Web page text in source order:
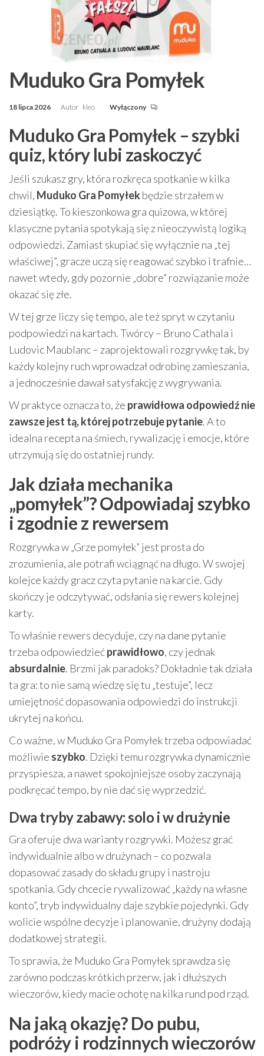
Muduko Gra Pomyłek
18 lipca 2026 Autor kleo Wyłączony
Muduko Gra Pomyłek – szybki
quiz, który lubi zaskoczyć
Jeśli szukasz gry, która rozkręca spotkanie w kilka
chwil, Muduko Gra Pomyłekbędzie strzałem w
dziesiątkę. To kieszonkowa gra quizowa, w której
klasyczne pytania spotykają się z nieoczywistą logiką
odpowiedzi. Zamiast skupiać się wyłącznie na „tej
właściwej”, gracze uczą się reagować szybko i trafnie…
nawet wtedy, gdy pozornie „dobre” rozwiązanie może
okazać się złe.
W tej grze liczy się tempo, ale też spryt w czytaniu
podpowiedzi na kartach. Twórcy – Bruno Cathala i
Ludovic Maublanc – zaprojektowali rozgrywkę tak, by
każdy kolejny ruch wprowadzał odrobinę zamieszania,
a jednocześnie dawał satysfakcję z wygrywania.
W praktyce oznacza to, że prawidłowa odpowiedź nie
zawsze jest tą, której potrzebuje pytanie. A to
idealna recepta na śmiech, rywalizację i emocje, które
utrzymują się do ostatniej rundy.
Jak działa mechanika
„pomyłek”? Odpowiadaj szybko
i zgodnie z rewersem
Rozgrywka w „Grze pomyłek” jest prosta do
zrozumienia, ale potrafi wciągnąć na długo. W swojej
kolejce każdy gracz czyta pytanie na karcie. Gdy
skończy je odczytywać, odsłania się rewers kolejnej
karty.
To właśnie rewers decyduje, czy na dane pytanie
trzeba odpowiedziećprawidłowo, czy jednak
absurdalnie. Brzmi jak paradoks? Dokładnie tak działa
ta gra: to nie samą wiedzę się tu „testuje”, lecz
umiejętność dopasowania odpowiedzi do instrukcji
ukrytej na końcu.
Co ważne, w Muduko Gra Pomyłek trzeba odpowiadać
możliwie szybko. Dzięki temu rozgrywka dynamicznie
przyspiesza, a nawet spokojniejsze osoby zaczynają
podkręcać tempo, by nie dać się wyprzedzić.
Dwa tryby zabawy: solo i w drużynie
Gra oferuje dwa warianty rozgrywki. Możesz grać
indywidualnie albo w drużynach – co pozwala
dopasować zasady do składu grupy i nastroju
spotkania. Gdy chcecie rywalizować „każdy na własne
konto”, tryb indywidualny daje szybkie pojedynki. Gdy
wolicie wspólne decyzje i planowanie, drużyny dodają
dodatkowej strategii.
To sprawia, że Muduko Gra Pomyłek sprawdza się
zarówno podczas krótkich przerw, jak i dłuższych
wieczorów, kiedy macie ochotę na kilka rund pod rząd.
Na jaką okazję? Do pubu,
podróży i rodzinnych wieczorów